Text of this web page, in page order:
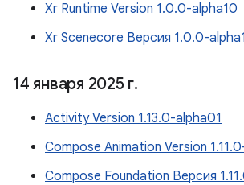
Xr Runtime Version 1.0.0-alpha10
Xr Scenecore Версия 1.0.0-
14 января 2025 г.
Activity Version 1.13.0-alpha01
Compose Animation Version
Compose Foundation Версия